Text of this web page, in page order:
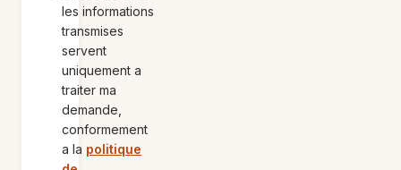
les informations
transmises
servent
uniquement a
traiter ma
demande,
conformement
a la politique